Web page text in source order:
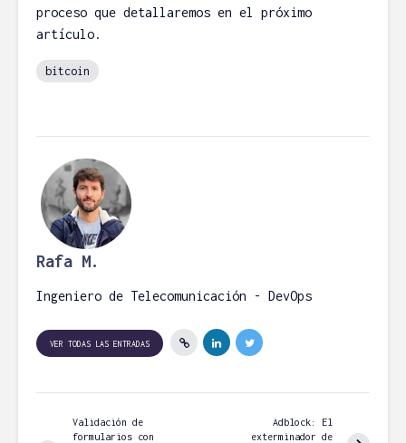
proceso que detallaremos en el próximo
artículo.
bitcoin
Rafa M.
Ingeniero de Telecomunicación - DevOps
VER TODAS LAS ENTRADAS
Validación de
formularios con
Adblock: El
exterminador de